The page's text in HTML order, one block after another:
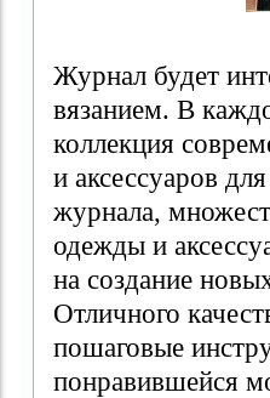
Журнал будет
вязанием. В
коллекция
и аксессуаров
журнала,
одежды и
на создание
Отличного
пошаговые
понравившейся